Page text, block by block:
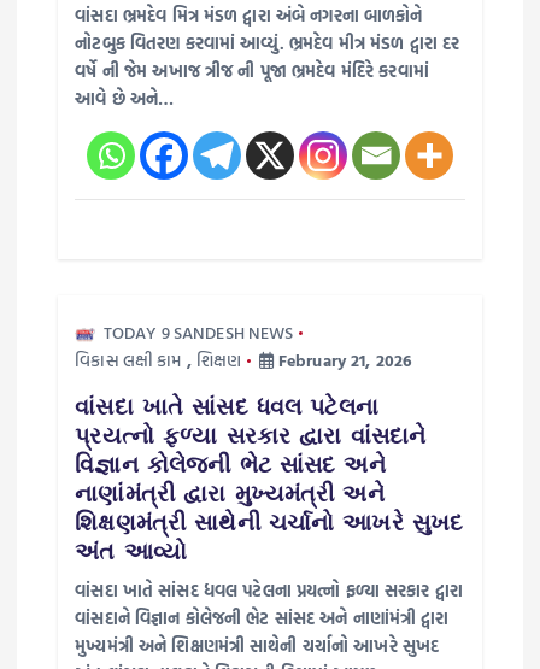
વાંસદા ભ્રમદેવ મિત્ર મંડળ દ્વારા અંબે નગરના બાળકોને
નોટબુક વિતરણ કરવામાં આવ્યું. ભ્રમદેવ મીત્ર મંડળ દ્વારા દર
વર્ષે ની જેમ અખાજ ત્રીજ ની પૂજા ભ્રમદેવ મંદિરે કરવામાં
આવે છે અને…
TODAY 9 SANDESH NEWS
વિકાસ લક્ષી કામ , શિક્ષણ February 21, 2026
વાંસદા ખાતે સાંસદ ધવલ પટેલના
પ્રયત્નો ફળ્યા સરકાર દ્વારા વાંસદાને
વિજ્ઞાન કોલેજની ભેટ સાંસદ અને
નાણાંમંત્રી દ્વારા મુખ્યમંત્રી અને
શિક્ષણમંત્રી સાથેની ચર્ચાનો આખરે સુખદ
અંત આવ્યો
વાંસદા ખાતે સાંસદ ધવલ પટેલના પ્રયત્નો ફળ્યા સરકાર દ્વારા
વાંસદાને વિજ્ઞાન કોલેજની ભેટ સાંસદ અને નાણાંમંત્રી દ્વારા
મુખ્યમંત્રી અને શિક્ષણમંત્રી સાથેની ચર્ચાનો આખરે સુખદ